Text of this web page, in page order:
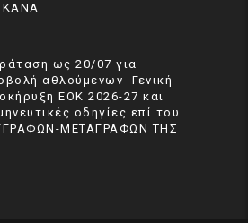
ως 20/07 για
αθλούμενων -Γενική
ΕΟΚ 2026-27 και
οδηγίες επί του
ΜΕΤΑΓΡΑΦΩΝ ΤΗΣ